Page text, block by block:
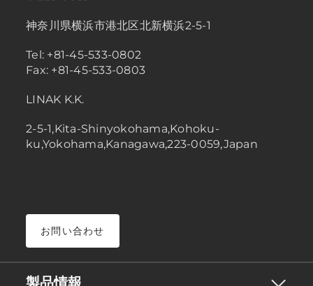
神奈川県横浜市港北区北新横浜2-5-1
Tel: +81-45-533-0802
Fax: +81-45-533-0803
LINAK K.K.
2-5-1,Kita-Shinyokohama,Kohoku-
ku,Yokohama,Kanagawa,223-0059,Japan
お問い合わせ
製品情報